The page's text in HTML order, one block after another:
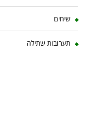
שיחים
תערובות שתילה